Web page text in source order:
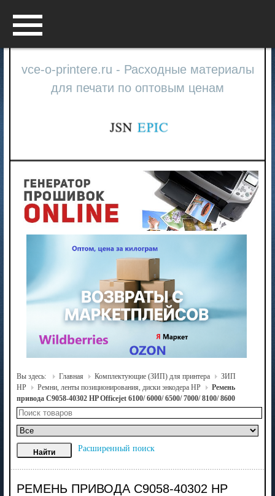
vce-o-printere.ru - Расходные материалы
для печати по оптовым ценам
Вы здесь: Главная Комплектующие (ЗИП) для принтера
ЗИП
HP
Ремни, ленты позиционирования, диски энкодера HP
Ремень
привода C9058-40302 HP Officejet 6100/ 6000/ 6500/ 7000/ 8100/ 8600
Расширенный поиск
РЕМЕНЬ ПРИВОДА C9058-40302 HP